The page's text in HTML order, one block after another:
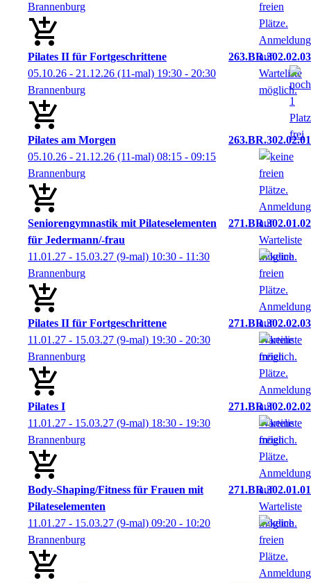
Brannenburg
Pilates II für Fortgeschrittene
263.BR.302.02.03
05.10.26 - 21.12.26 (11-mal) 19:30 - 20:30
Brannenburg
Pilates am Morgen
263.BR.302.02.01
05.10.26 - 21.12.26 (11-mal) 08:15 - 09:15
Brannenburg
Seniorengymnastik mit Pilateselementen
für Jedermann/-frau
271.BR.302.01.02
11.01.27 - 15.03.27 (9-mal) 10:30 - 11:30
Brannenburg
Pilates II für Fortgeschrittene
271.BR.302.02.03
11.01.27 - 15.03.27 (9-mal) 19:30 - 20:30
Brannenburg
Pilates I
271.BR.302.02.02
11.01.27 - 15.03.27 (9-mal) 18:30 - 19:30
Brannenburg
Body-Shaping/Fitness für Frauen mit
Pilateselementen
271.BR.302.01.01
11.01.27 - 15.03.27 (9-mal) 09:20 - 10:20
Brannenburg